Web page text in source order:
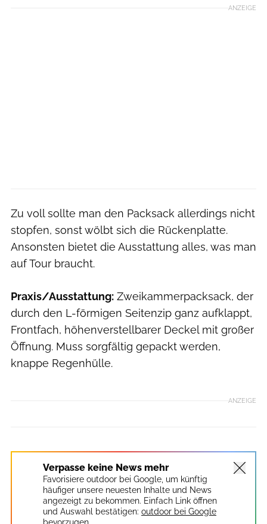
ANZEIGE
Zu voll sollte man den Packsack allerdings nicht
stopfen, sonst wölbt sich die Rückenplatte.
Ansonsten bietet die Ausstattung alles, was man
auf Tour braucht.
Praxis/Ausstattung: Zweikammerpacksack, der
durch den L-förmigen Seitenzip ganz aufklappt,
Frontfach, höhenverstellbarer Deckel mit großer
Öffnung. Muss sorgfältig gepackt werden,
knappe Regenhülle.
ANZEIGE
Verpasse keine News mehr
Favorisiere outdoor bei Google, um künftig
häufiger unsere neuesten Inhalte und News
angezeigt zu bekommen. Einfach Link öffnen
und Auswahl bestätigen: outdoor bei Google